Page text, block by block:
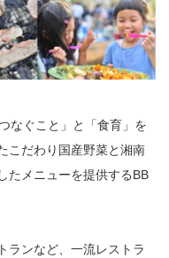
なぐこと」と「食育」を
こだわり国産野菜と湘南
たメニューを提供するBB
ランなど、一流レストラ